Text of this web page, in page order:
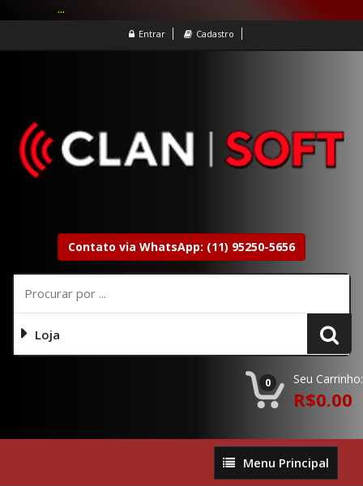
Entrar Cadastro
Contato via WhatsApp: (11) 95250-5656
Loja
0 Seu Carrinho:
R$0.00
Menu
Principal
Menu Principal